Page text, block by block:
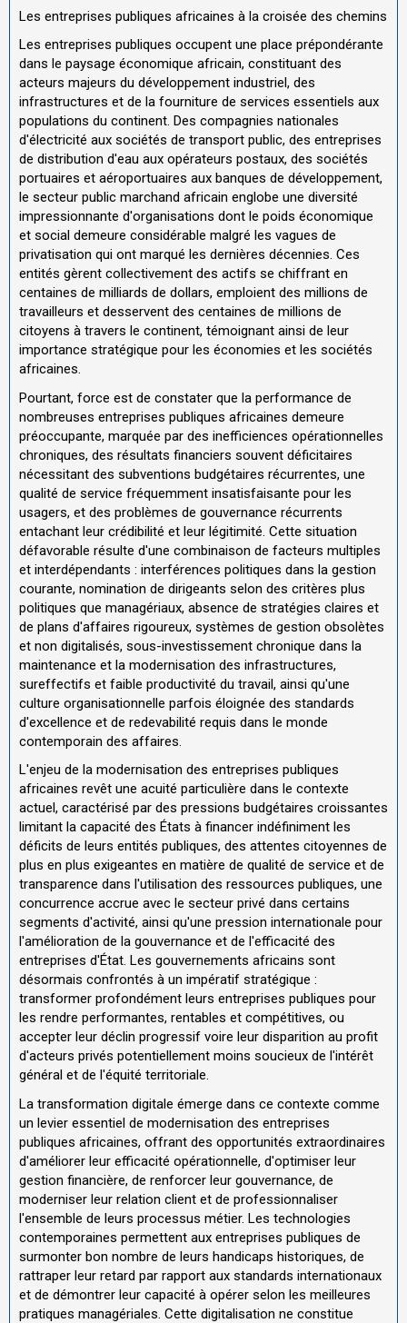
Les entreprises publiques africaines à la croisée des chemins
Les entreprises publiques occupent une place prépondérante
dans le paysage économique africain, constituant des
acteurs majeurs du développement industriel, des
infrastructures et de la fourniture de services essentiels aux
populations du continent. Des compagnies nationales
d'électricité aux sociétés de transport public, des entreprises
de distribution d'eau aux opérateurs postaux, des sociétés
portuaires et aéroportuaires aux banques de développement,
le secteur public marchand africain englobe une diversité
impressionnante d'organisations dont le poids économique
et social demeure considérable malgré les vagues de
privatisation qui ont marqué les dernières décennies. Ces
entités gèrent collectivement des actifs se chiffrant en
centaines de milliards de dollars, emploient des millions de
travailleurs et desservent des centaines de millions de
citoyens à travers le continent, témoignant ainsi de leur
importance stratégique pour les économies et les sociétés
africaines.
Pourtant, force est de constater que la performance de
nombreuses entreprises publiques africaines demeure
préoccupante, marquée par des inefficiences opérationnelles
chroniques, des résultats financiers souvent déficitaires
nécessitant des subventions budgétaires récurrentes, une
qualité de service fréquemment insatisfaisante pour les
usagers, et des problèmes de gouvernance récurrents
entachant leur crédibilité et leur légitimité. Cette situation
défavorable résulte d'une combinaison de facteurs multiples
et interdépendants : interférences politiques dans la gestion
courante, nomination de dirigeants selon des critères plus
politiques que managériaux, absence de stratégies claires et
de plans d'affaires rigoureux, systèmes de gestion obsolètes
et non digitalisés, sous-investissement chronique dans la
maintenance et la modernisation des infrastructures,
sureffectifs et faible productivité du travail, ainsi qu'une
culture organisationnelle parfois éloignée des standards
d'excellence et de redevabilité requis dans le monde
contemporain des affaires.
L'enjeu de la modernisation des entreprises publiques
africaines revêt une acuité particulière dans le contexte
actuel, caractérisé par des pressions budgétaires croissantes
limitant la capacité des États à financer indéfiniment les
déficits de leurs entités publiques, des attentes citoyennes de
plus en plus exigeantes en matière de qualité de service et de
transparence dans l'utilisation des ressources publiques, une
concurrence accrue avec le secteur privé dans certains
segments d'activité, ainsi qu'une pression internationale pour
l'amélioration de la gouvernance et de l'efficacité des
entreprises d'État. Les gouvernements africains sont
désormais confrontés à un impératif stratégique :
transformer profondément leurs entreprises publiques pour
les rendre performantes, rentables et compétitives, ou
accepter leur déclin progressif voire leur disparition au profit
d'acteurs privés potentiellement moins soucieux de l'intérêt
général et de l'équité territoriale.
La transformation digitale émerge dans ce contexte comme
un levier essentiel de modernisation des entreprises
publiques africaines, offrant des opportunités extraordinaires
d'améliorer leur efficacité opérationnelle, d'optimiser leur
gestion financière, de renforcer leur gouvernance, de
moderniser leur relation client et de professionnaliser
l'ensemble de leurs processus métier. Les technologies
contemporaines permettent aux entreprises publiques de
surmonter bon nombre de leurs handicaps historiques, de
rattraper leur retard par rapport aux standards internationaux
et de démontrer leur capacité à opérer selon les meilleures
pratiques managériales. Cette digitalisation ne constitue